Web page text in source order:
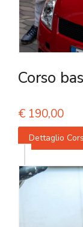
Corso
€ 190,00
Dettaglio